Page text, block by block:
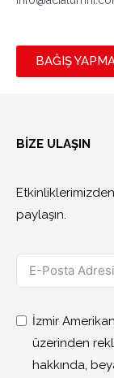
BAĞIŞ
BİZE ULAŞIN
paylaşın.
İzmir
üzerinden
hakkında,